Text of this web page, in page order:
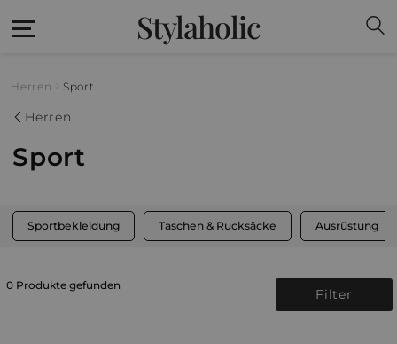
Stylaholic
Herren Sport
Herren
Sport
Sportbekleidung Taschen & Rucksäcke Ausrüstung
0 Produkte gefunden
Filter